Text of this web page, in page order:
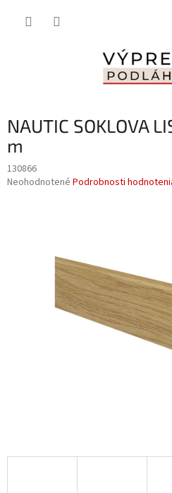
NAUTIC SOKLOVA
m
130866
Priemerné
hviezdičiek.
Neohodnotené Podrobnosti